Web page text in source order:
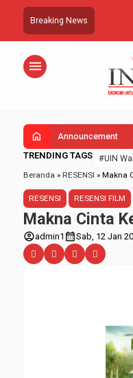
Breaking News
menu
home Announcement
TRENDING TAGS #UIN
Beranda » RESENSI » Makna
RESENSI RESENSI FILM
Makna Cinta
account_circleadmin1 calendar_monthSab, 12 Jan